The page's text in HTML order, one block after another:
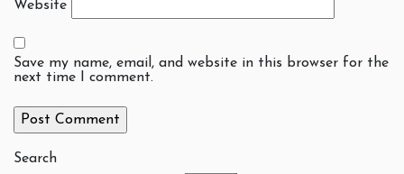
Website
Save my name, email, and website in this browser for the
next time I comment.
Search